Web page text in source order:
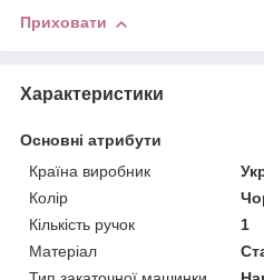
Приховати
Характеристики
Основні атрибути
Країна виробник
Колір
Кількість ручок
1
Матеріал